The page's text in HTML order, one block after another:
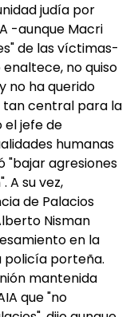
judía por
-aunque Macri
de las víctimas-
no quiso
no ha querido
central para la
el jefe de
humanas
"bajar agresiones
A su vez,
de Palacios
Nisman
en la
policía porteña.
mantenida
que "no